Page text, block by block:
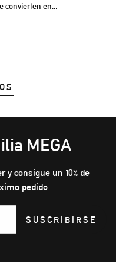
convierten en...
MEGA
consigue un 10% de
pedido
SUSCRIBIRSE